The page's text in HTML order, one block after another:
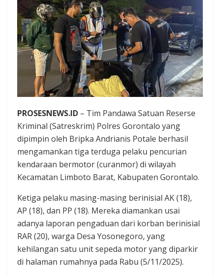
PROSESNEWS.ID – Tim Pandawa Satuan Reserse
Kriminal (Satreskrim) Polres Gorontalo yang
dipimpin oleh Bripka Andrianis Potale berhasil
mengamankan tiga terduga pelaku pencurian
kendaraan bermotor (curanmor) di wilayah
Kecamatan Limboto Barat, Kabupaten Gorontalo.
Ketiga pelaku masing-masing berinisial AK (18),
AP (18), dan PP (18). Mereka diamankan usai
adanya laporan pengaduan dari korban berinisial
RAR (20), warga Desa Yosonegoro, yang
kehilangan satu unit sepeda motor yang diparkir
di halaman rumahnya pada Rabu (5/11/2025).